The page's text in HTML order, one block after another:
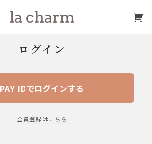
ログイン
PAY IDでログインする
会員登録は こちら